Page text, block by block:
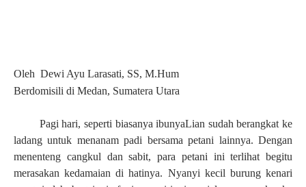
Oleh Dewi Ayu Larasati, SS, M.Hum
Berdomisili di Medan, Sumatera Utara
Pagi hari, seperti biasanya ibunyaLian sudah berangkat ke
ladang untuk menanam padi bersama petani lainnya. Dengan
menenteng cangkul dan sabit, para petani ini terlihat begitu
merasakan kedamaian di hatinya. Nyanyi kecil burung kenari